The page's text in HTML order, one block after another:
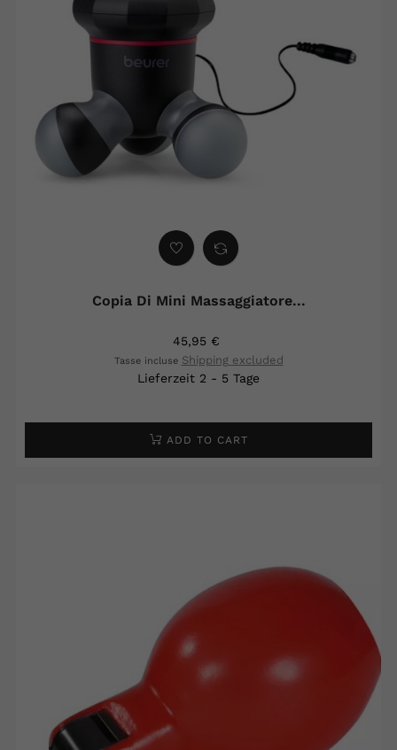
Copia Di Mini Massaggiatore...
45,95 €
Tasse incluse Shipping excluded
Lieferzeit 2 - 5 Tage
ADD TO CART